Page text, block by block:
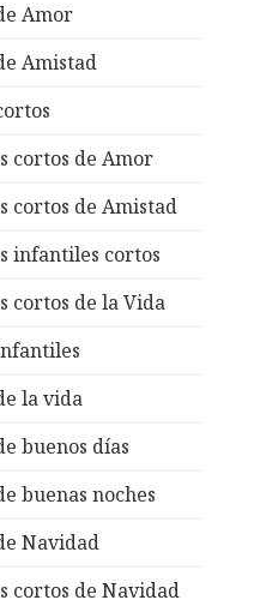
Amor
Amistad
cortos de Amor
cortos de Amistad
infantiles cortos
cortos de la Vida
la vida
buenos días
buenas noches
Navidad
cortos de Navidad